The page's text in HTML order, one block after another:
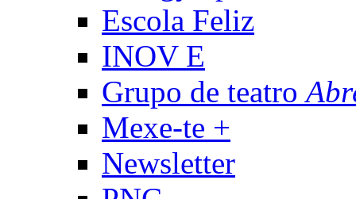
Escola Feliz
INOV E
Grupo de teatro
Mexe-te +
Newsletter